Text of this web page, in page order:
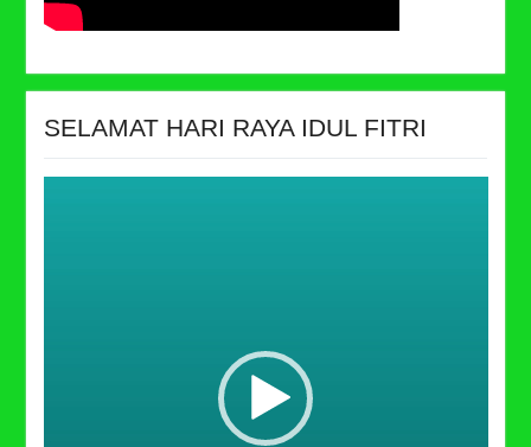
SELAMAT HARI RAYA IDUL FITRI